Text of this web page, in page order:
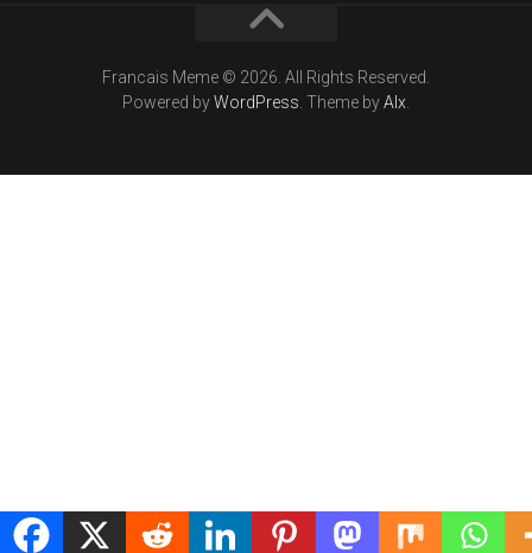
Francais Meme © 2026. All Rights Reserved.
Powered byWordPress . Theme byAlx